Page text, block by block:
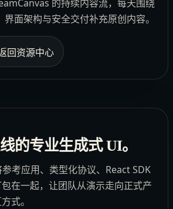
的持续内容流，每天围绕
面架构与安全交付补充原创内容。
回资源中心
的专业生成式 UI。
考应用、类型化协议、React SDK
在一起，让团队从演示走向正式产
式。